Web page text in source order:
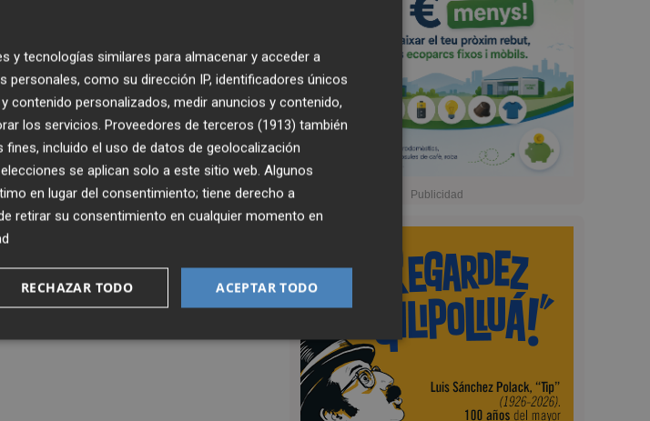
tecnologías similares para almacenar y acceder a
como su dirección IP, identificadores únicos
contenido personalizados, medir anuncios y contenido,
los servicios. Proveedores de terceros (1913) también
incluido el uso de datos de geolocalización
se aplican solo a este sitio web. Algunos
en lugar del consentimiento; tiene derecho a
retirar su consentimiento en cualquier momento en
ACEPTAR TODO
RECHAZAR TODO